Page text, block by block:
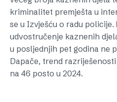
kriminalitet premješta u
se u Izvješću o radu policije.
udvostručenje kaznenih
u posljednjih pet godina ne
Dapače, trend
na 46 posto u 2024.